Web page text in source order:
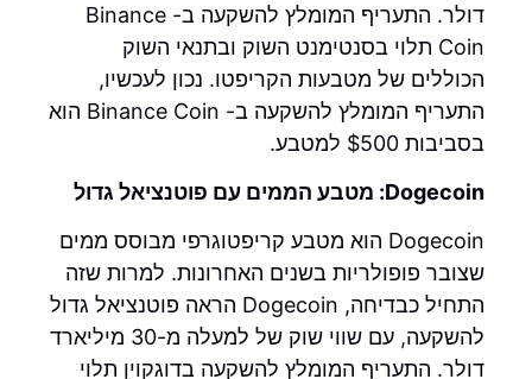
דולר. התעריף המומלץ להשקעה ב- Binance
Coin תלוי בסנטימנט השוק ובתנאי השוק
הכוללים של מטבעות הקריפטו. נכון לעכשיו,
התעריף המומלץ להשקעה ב- Binance Coin הוא
בסביבות $500 למטבע.
Dogecoin: מטבע הממים עם פוטנציאל גדול
Dogecoin הוא מטבע קריפטוגרפי מבוסס ממים
שצובר פופולריות בשנים האחרונות. למרות שזה
התחיל כבדיחה, Dogecoin הראה פוטנציאל גדול
להשקעה, עם שווי שוק של למעלה מ-30 מיליארד
דולר. התעריף המומלץ להשקעה בדוגקוין תלוי